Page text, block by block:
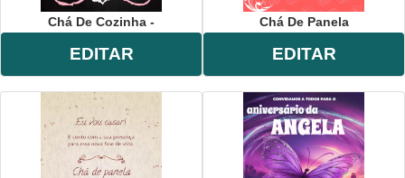
Chá De Cozinha -
EDITAR
Chá De Panela
EDITAR